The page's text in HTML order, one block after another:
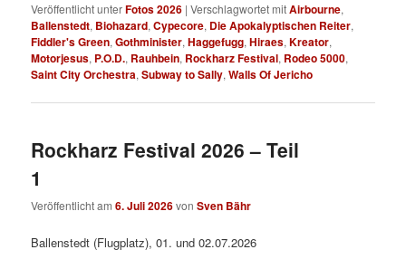
Veröffentlicht unterFotos 2026 |Verschlagwortet mitAirbourne,
Ballenstedt, Biohazard,Cypecore, Die Apokalyptischen Reiter,
Fiddler's Green,Gothminister,Haggefugg,Hiraes,Kreator,
Motorjesus, P.O.D., Rauhbein, Rockharz Festival, Rodeo 5000,
Saint City Orchestra,Subway to Sally,Walls Of Jericho
Rockharz Festival 2026 – Teil
1
Veröffentlicht am6. Juli 2026vonSven Bähr
Ballenstedt (Flugplatz), 01. und 02.07.2026